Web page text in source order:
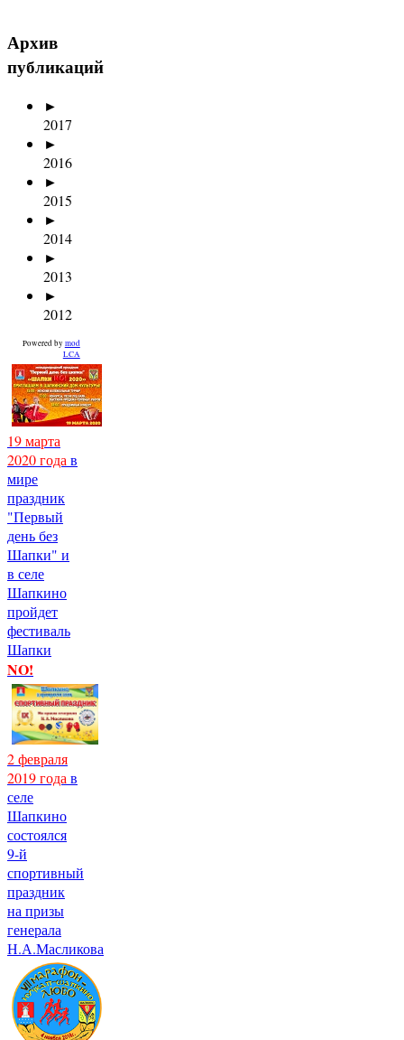
Архив
публикаций
►
2017
►
2016
►
2015
►
2014
►
2013
►
2012
Powered by mod
LCA
19 марта
2020 года в
мире
праздник
"Первый
день без
Шапки" и
в селе
Шапкино
пройдет
фестиваль
Шапки
NO!
2 февраля
2019 года в
селе
Шапкино
состоялся
9-й
спортивный
праздник
на призы
генерала
Н.А.Масликова